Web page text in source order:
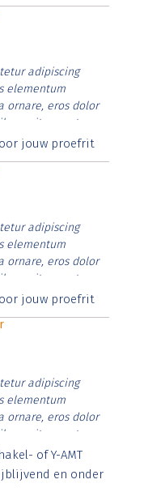
adipiscing
elementum
ornare, eros dolor
vitae erat.
id rutrum lorem
jouw proefrit
adipiscing
elementum
ornare, eros dolor
vitae erat.
id rutrum lorem
jouw proefrit
adipiscing
elementum
ornare, eros dolor
vitae erat.
id rutrum lorem
posuere.
of Y-AMT
en onder